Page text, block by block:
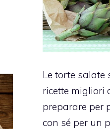
Le torte salate
ricette migliori
preparare per
con sé per un